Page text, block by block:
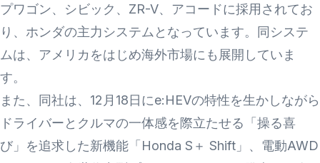
プワゴン、シビック、ZR-V、アコードに採用されてお
り、ホンダの主力システムとなっています。同システ
ムは、アメリカをはじめ海外市場にも展開していま
す。
また、同社は、12月18日にe:HEVの特性を生かしながら
ドライバーとクルマの一体感を際立たせる「操る喜
び」を追求した新機能「Honda S＋ Shift」、電動AWD